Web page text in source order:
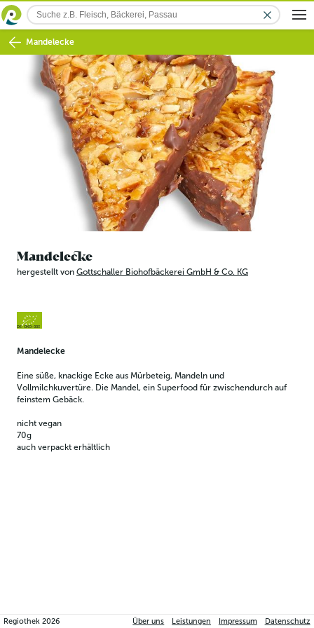
Mandelecke
Mandelecke
hergestellt von Gottschaller Biohofbäckerei GmbH & Co. KG
DE-ÖKO-003
Mandelecke
Eine süße, knackige Ecke aus Mürbeteig, Mandeln und
Vollmilchkuvertüre. Die Mandel, ein Superfood für zwischendurch auf
feinstem Gebäck.
nicht vegan
70g
auch verpackt erhältlich
Regiothek2026 Über uns Leistungen Impressum Datenschutz